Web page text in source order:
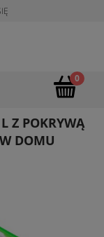
Z POKRYWĄ
DOMU